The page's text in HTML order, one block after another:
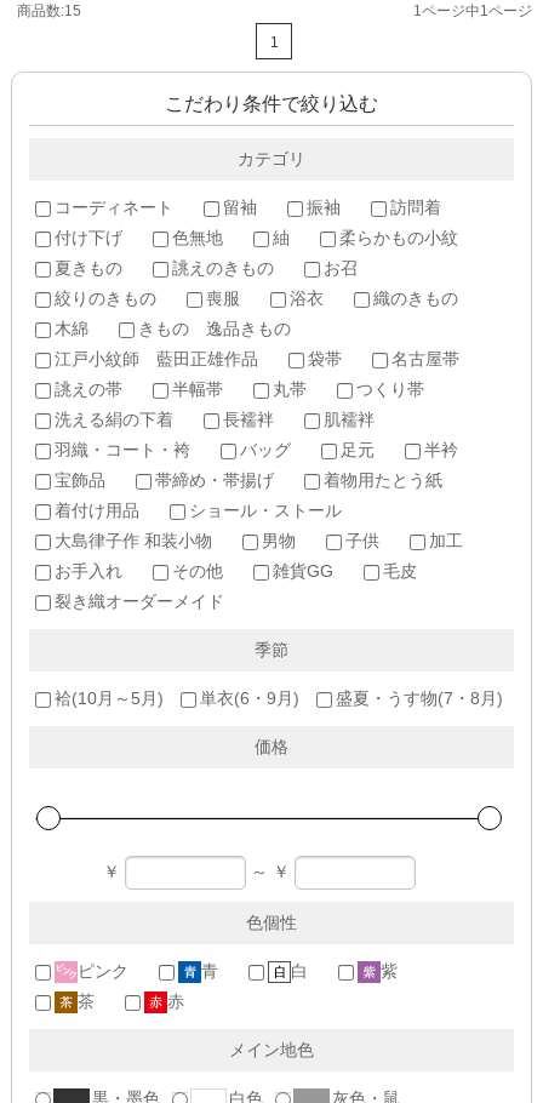
商品数:15
1ページ中1ページ
1
こだわり条件で絞り込む
カテゴリ
コーディネート 留袖 振袖
訪問着
付け下げ
色無地 紬
柔らかもの小紋
夏きもの
誂えのきもの
お召
絞りのきもの
喪服 浴衣
織のきもの
木綿
きもの 逸品きもの
江戸小紋師 藍田正雄作品
袋帯
名古屋帯
誂えの帯
半幅帯 丸帯
つくり帯
洗える絹の下着
長襦袢
肌襦袢
羽織・コート・袴
バッグ 足元
半衿
宝飾品
帯締め・帯揚げ
着物用たとう紙
着付け用品
ショール・ストール
大島律子作 和装小物
男物 子供
加工
お手入れ
その他 雑貨GG
毛皮
裂き織オーダーメイド
季節
袷(10月～5月) 単衣(6・9月) 盛夏・うす物(7・8月)
価格
￥ ～ ￥
色個性
ピンク 青 白
紫
茶
赤
メイン地色
黒・墨色 白色 灰色・鼠